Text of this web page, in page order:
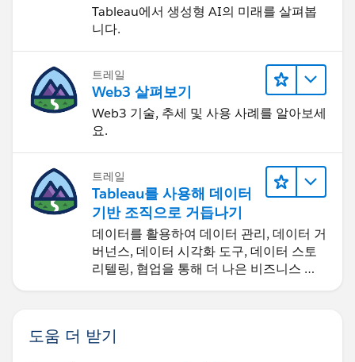
Tableau에서 생성형 AI의 미래를 살펴봅
니다.
트레일
Web3 살펴보기
Web3 기술, 추세 및 사용 사례를 알아보세
요.
트레일
Tableau를 사용해 데이터
기반 조직으로 거듭나기
데이터를 활용하여 데이터 관리, 데이터 거
버넌스, 데이터 시각화 도구, 데이터 스토
리텔링, 협업을 통해 더 나은 비즈니스 성
도움 더 받기